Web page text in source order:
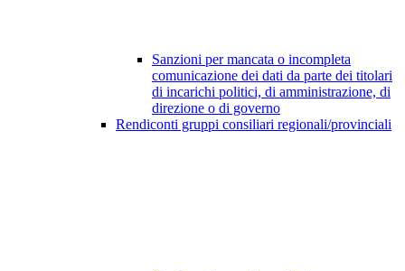
Sanzioni per mancata o incompleta
comunicazione dei dati da parte dei titolari
di incarichi politici, di amministrazione, di
direzione o di governo
Rendiconti gruppi consiliari regionali/provinciali